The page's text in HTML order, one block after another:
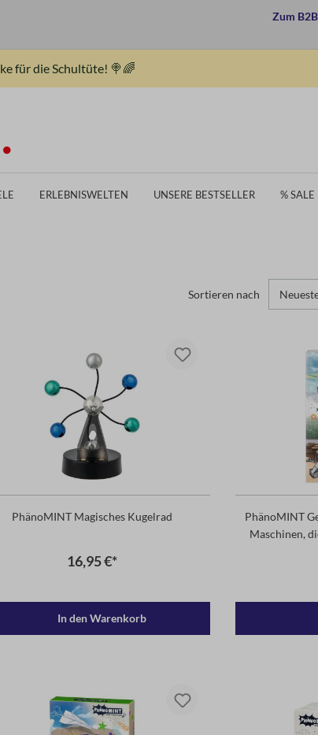
Zum
für die Schultüte! 🍭🌈
ERLEBNISWELTEN UNSERE BESTSELLER % SALE
Sortieren nach
PhänoMINT Magisches Kugelrad
16,95 €*
In den Warenkorb
PhänoMINT
Maschinen,